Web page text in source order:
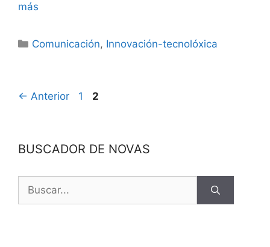
más
Comunicación, Innovación-tecnolóxica
← Anterior 1 2
BUSCADOR DE NOVAS